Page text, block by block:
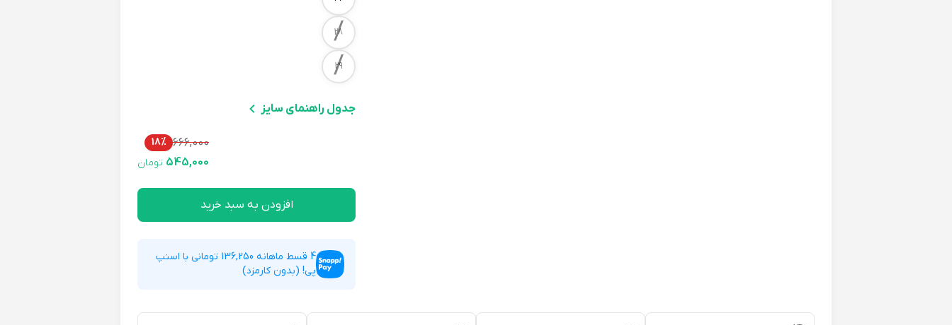
28
/
29
/
جدول راهنمای سایز
666,000
18%
545,000 تومان
افزودن به سبد خرید
4 قسط ماهانه 136,250 تومانی با اسنپ
پی! (بدون کارمزد)